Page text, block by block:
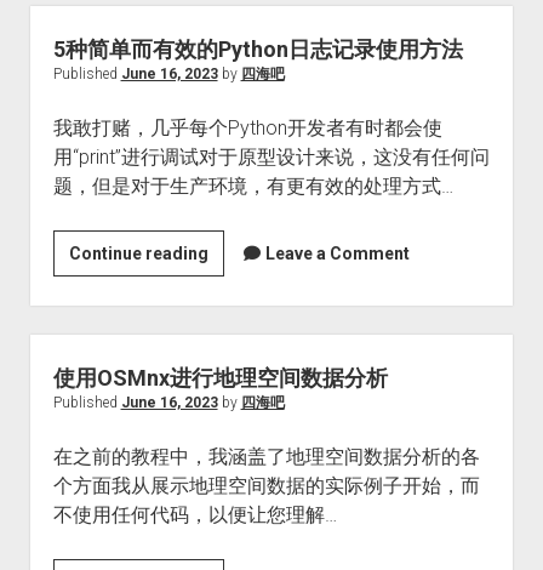
Compose
Meerschaum
Compose
5种简单而有效的Python日志记录使用方法
Published June 16, 2023by 四海吧
我敢打赌，几乎每个Python开发者有时都会使
用“print”进行调试对于原型设计来说，这没有任何问
题，但是对于生产环境，有更有效的处理方式…
Continue reading5
种
简
单
而
有
的
Python
日
Leave a Comment
使用OSMnx进行地理空间数据分析
Published June 16, 2023by 四海吧
在之前的教程中，我涵盖了地理空间数据分析的各
个方面我从展示地理空间数据的实际例子开始，而
不使用任何代码，以便让您理解…